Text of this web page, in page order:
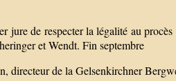
jure de respecter la légalité au
et Wendt. Fin septembre
directeur de la Gelsenkirchner